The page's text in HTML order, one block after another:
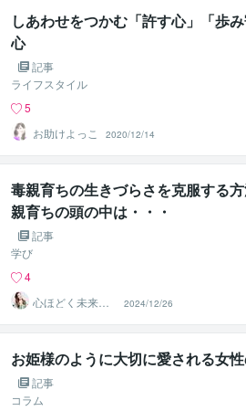
しあわせをつかむ「許す心」「歩み
心
記事
ライフスタイル
5
お助けよっこ
2020/12/14
毒親育ちの生きづらさを克服する
親育ちの頭の中は・・・
記事
学び
4
心ほどく未来透
視⭐︎琉稟るりん
2024/12/26
お姫様のように大切に愛される女
記事
コラム